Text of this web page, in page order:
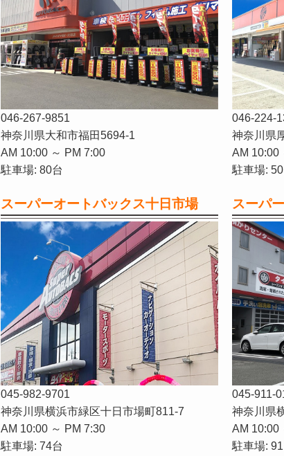
046-267-9851
神奈川県大和市福田5694-1
AM 10:00 ～ PM 7:00
駐車場: 80台
046-224-
神奈川県
AM 10:00
駐車場:
スーパーオートバックス十日市場
045-982-9701
神奈川県横浜市緑区十日市場町811-7
AM 10:00 ～ PM 7:30
駐車場: 74台
スーパ
045-911-
神奈川県
AM 10:00
駐車場: